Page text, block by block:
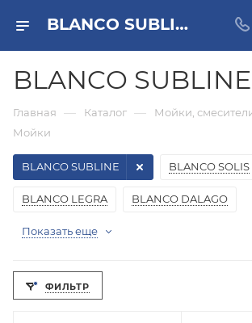
BLANCO SUBLINE купить, цена
BLANCO SUBLINE
Главная — Каталог — Мойки,
Мойки
BLANCO SOLIS
BLANCO LEGRA BLANCO DALAGO
BLANCO SUBLINE
Показать еще
ФИЛЬТР